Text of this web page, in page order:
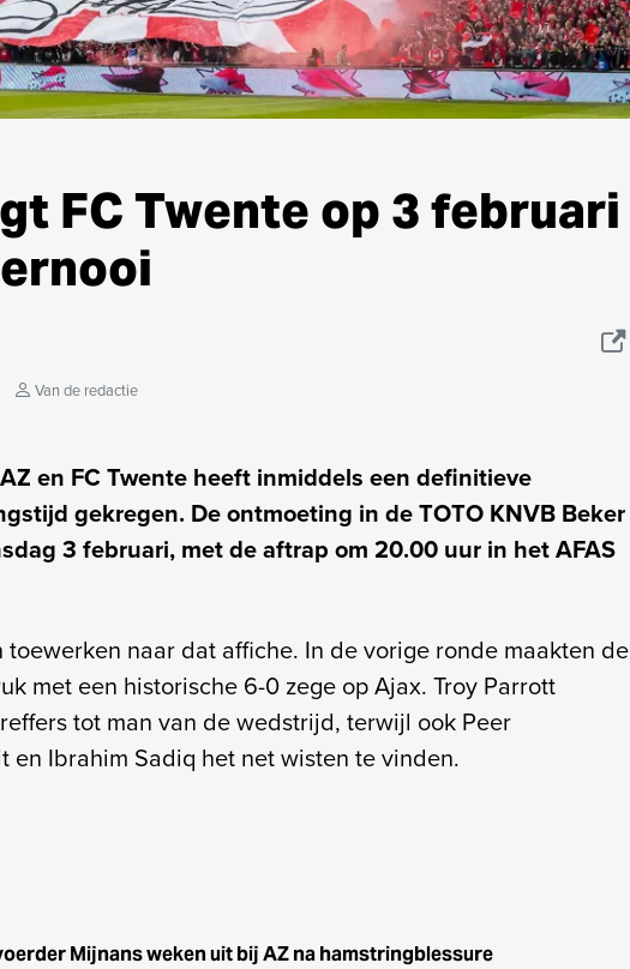
FC Twente op 3 februari
Van de redactie
en FC Twente heeft inmiddels een definitieve
gekregen. De ontmoeting in de TOTO KNVB Beker
3 februari, met de aftrap om 20.00 uur in het AFAS
naar dat affiche. In de vorige ronde maakten de
met een historische 6-0 zege op Ajax. Troy Parrott
tot man van de wedstrijd, terwijl ook Peer
en Ibrahim Sadiq het net wisten te vinden.
Mijnans weken uit bij AZ na hamstringblessure